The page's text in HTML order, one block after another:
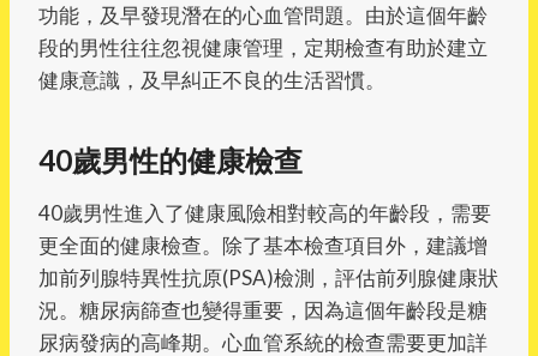
功能，及早發現潛在的心血管問題。由於這個年齡
段的男性往往忽視健康管理，定期檢查有助於建立
健康意識，及早糾正不良的生活習慣。
40歲男性的健康檢查
40歲男性進入了健康風險相對較高的年齡段，需要
更全面的健康檢查。除了基本檢查項目外，建議增
加前列腺特異性抗原(PSA)檢測，評估前列腺健康狀
況。糖尿病篩查也變得重要，因為這個年齡段是糖
尿病發病的高峰期。心血管系統的檢查需要更加詳